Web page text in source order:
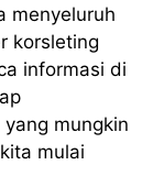
menyeluruh
korsleting
informasi di
mungkin
mulai